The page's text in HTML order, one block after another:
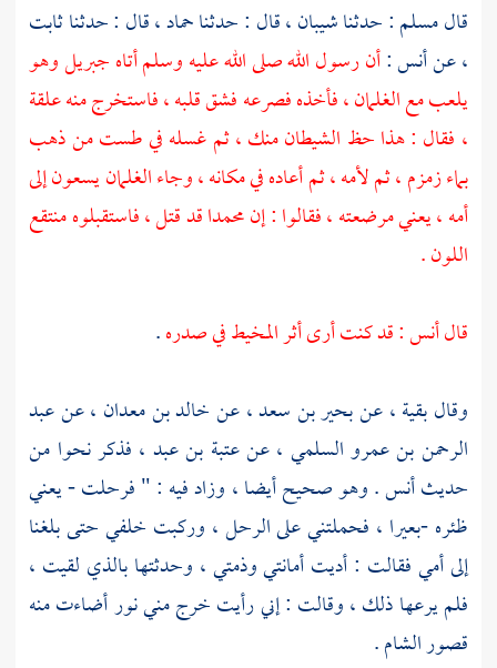
قالمسلم: حدثناشيبان ،قال : حدثناحماد ،قال : حدثناثابت
،عنأنس:أن رسول الله صلى الله عليه وسلم أتاهجبريلوهو
يلعب مع الغلمان ، فأخذه فصرعه فشق قلبه ، فاستخرج منه علقة
، فقال : هذا حظ الشيطان منك ، ثم غسله في طست من ذهب
بماءزمزم ،ثم لأمه ، ثم أعاده في مكانه ، وجاء الغلمان يسعون إلى
أمه ، يعني مرضعته ، فقالوا : إنمحمداقد قتل ، فاستقبلوه منتقع
اللون .
قالأنس: قد كنت أرى أثر المخيط في صدره.
وقالبقية ،عنبحير بن سعد ،عنخالد بن معدان ،عنعبد
الرحمن بن عمرو السلمي ،عنعتبة بن عبد ، فذكر نحوا من
حديثأنس. وهو صحيح أيضا ، وزاد فيه : " فرحلت - يعني
ظئره -بعيرا ، فحملتني على الرحل ، وركبت خلفي حتى بلغنا
إلى أمي فقالت : أديت أمانتي وذمتي ، وحدثتها بالذي لقيت ،
فلم يرعها ذلك ، وقالت : إني رأيت خرج مني نور أضاءت منه
قصورالشام.